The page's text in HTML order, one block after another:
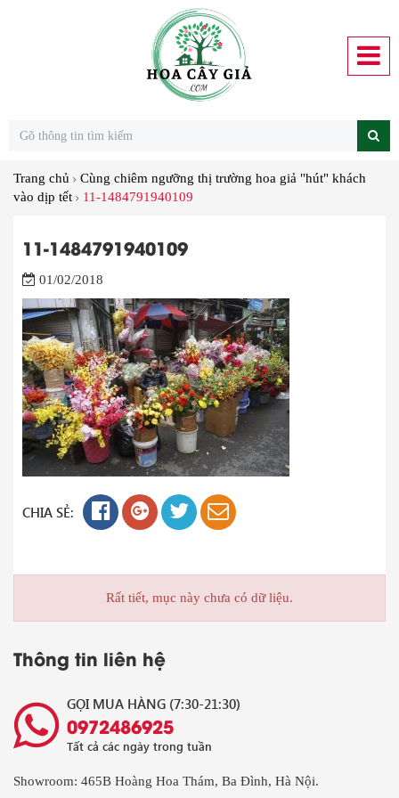
Trang chủ
Cùng chiêm ngưỡng thị trường hoa giả "hút" khách
vào dịp tết
11-1484791940109
11-1484791940109
01/02/2018
CHIA SẺ:
Rất tiết, mục này chưa có dữ liệu.
Thông tin liên hệ
GỌI MUA HÀNG (7:30-21:30)
0972486925
Tất cả các ngày trong tuần
Showroom: 465B Hoàng Hoa Thám, Ba Đình, Hà Nội.